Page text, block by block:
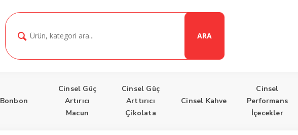
ARA
Bonbon
Cinsel Güç
Artırıcı
Macun
Cinsel Güç
Arttırıcı
Çikolata
Cinsel Kahve
Cinsel
Performans
İçecekler